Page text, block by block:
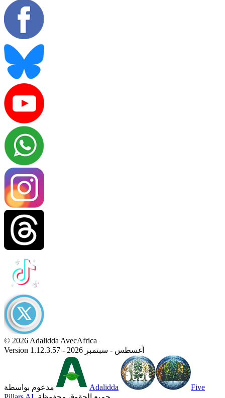
© 2026 Adalidda AvecAfrica
Version 1.12.3.57 - أغسطس - سبتمبر 2026
مدعوم بواسطة Adalidda
Five